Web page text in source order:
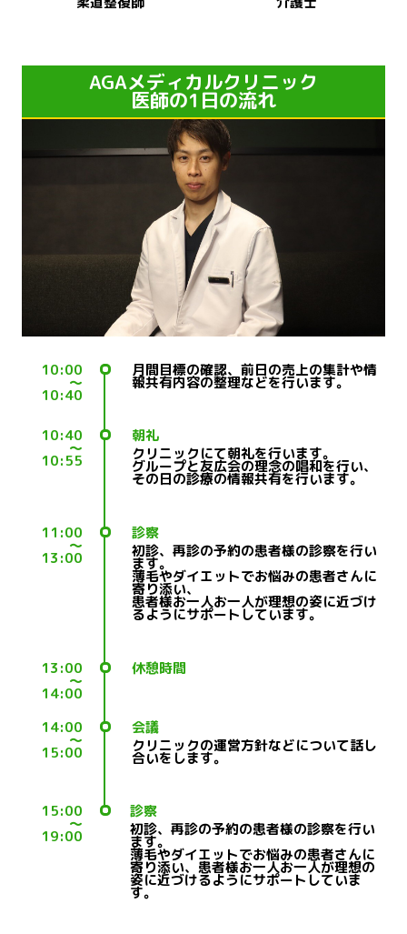
AGAメディカルクリニック
医師の1日の流れ
10:00
～
10:40
月間目標の確認、前日の売上の集計や情
報共有内容の整理などを行います。
10:40
～
10:55
朝礼
クリニックにて朝礼を行います。
グループと友広会の理念の唱和を行い、
その日の診療の情報共有を行います。
11:00
～
13:00
診察
初診、再診の予約の患者様の診察を行い
ます。
薄毛やダイエットでお悩みの患者さんに
寄り添い、
患者様お一人お一人が理想の姿に近づけ
るようにサポートしています。
13:00
～
14:00
休憩時間
14:00
～
15:00
会議
クリニックの運営方針などについて話し
合いをします。
15:00
～
19:00
診察
初診、再診の予約の患者様の診察を行い
ます。
薄毛やダイエットでお悩みの患者さんに
寄り添い、患者様お一人お一人が理想の
姿に近づけるようにサポートしていま
す。